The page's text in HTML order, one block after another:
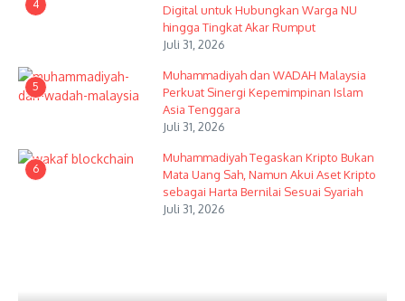
4
Digital untuk Hubungkan Warga NU
hingga Tingkat Akar Rumput
Juli 31, 2026
5
Muhammadiyah dan WADAH Malaysia
Perkuat Sinergi Kepemimpinan Islam
Asia Tenggara
Juli 31, 2026
6
Muhammadiyah Tegaskan Kripto Bukan
Mata Uang Sah, Namun Akui Aset Kripto
sebagai Harta Bernilai Sesuai Syariah
Juli 31, 2026